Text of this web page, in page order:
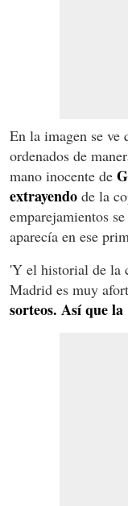
En la imagen se ve
ordenados de
mano inocente de
extrayendo de la
emparejamientos
aparecía en ese
'Y el historial de la
Madrid es muy
sorteos. Así que